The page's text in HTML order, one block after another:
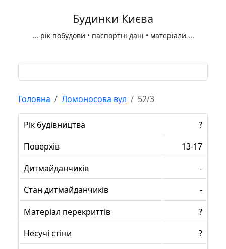
Будинки Києва
... рік побудови • паспортні дані • матеріали ...
Головна Ломоносова вул 52/3
Рік будівництва
?
Поверхів
13-17
Дитмайданчиків
-
Стан дитмайданчиків
-
Матеріал перекриттів
?
Несучі стіни
?